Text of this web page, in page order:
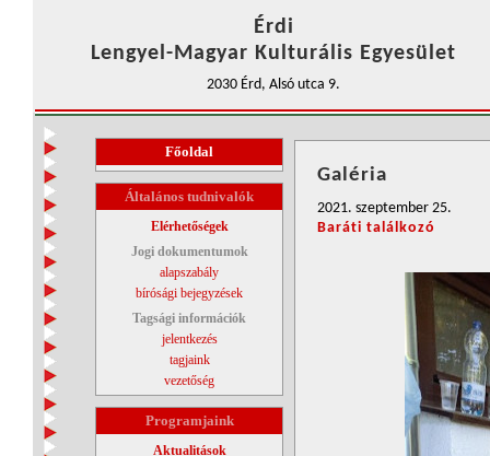
Érdi
Lengyel-Magyar Kulturális Egyesület
2030 Érd, Alsó utca 9.
Főoldal
Általános tudnivalók
Elérhetőségek
Jogi dokumentumok
alapszabály
bírósági bejegyzések
Tagsági információk
jelentkezés
tagjaink
vezetőség
Programjaink
Aktualitások
Galéria
2021. szeptember 25.
Baráti találkozó